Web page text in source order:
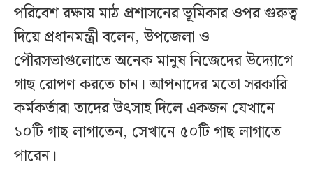
পরিবেশ রক্ষায় মাঠ প্রশাসনের ভূমিকার ওপর গুরুত্ব
দিয়ে প্রধানমন্ত্রী বলেন, উপজেলা ও
পৌরসভাগুলোতে অনেক মানুষ নিজেদের উদ্যোগে
গাছ রোপণ করতে চান। আপনাদের মতো সরকারি
কর্মকর্তারা তাদের উৎসাহ দিলে একজন যেখানে
১০টি গাছ লাগাতেন, সেখানে ৫০টি গাছ লাগাতে
পারেন।